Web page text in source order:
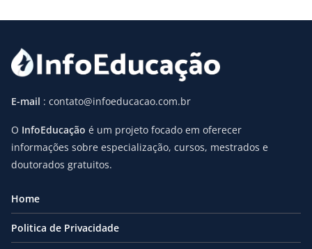
E-mail : contato@infoeducacao.com.br
O InfoEducação é um projeto focado em oferecer
informações sobre especialização, cursos, mestrados e
doutorados gratuitos.
Home
Politica de Privacidade